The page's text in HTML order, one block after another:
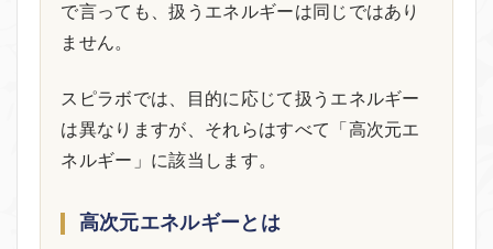
で言っても、扱うエネルギーは同じではあり
ません。
スピラボでは、目的に応じて扱うエネルギー
は異なりますが、それらはすべて「高次元エ
ネルギー」に該当します。
高次元エネルギーとは